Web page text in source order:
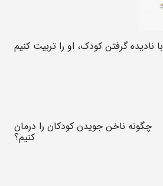
با نادیده گرفتن کودک، او را تربیت کنیم
چگونه ناخن جویدن کودکان را درمان
کنیم؟